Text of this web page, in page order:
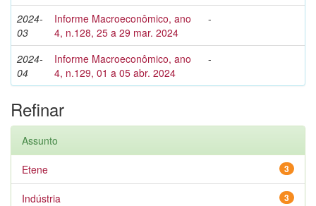
2024-
03
Informe Macroeconômico, ano
4, n.128, 25 a 29 mar. 2024
-
2024-
04
Informe Macroeconômico, ano
4, n.129, 01 a 05 abr. 2024
-
Refinar
Assunto
3
Etene
3
Indústria